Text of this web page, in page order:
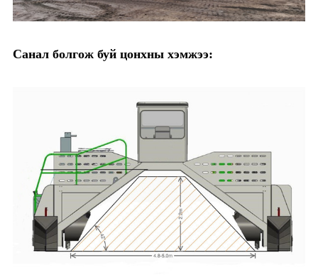
Санал болгож буй цонхны хэмжээ: